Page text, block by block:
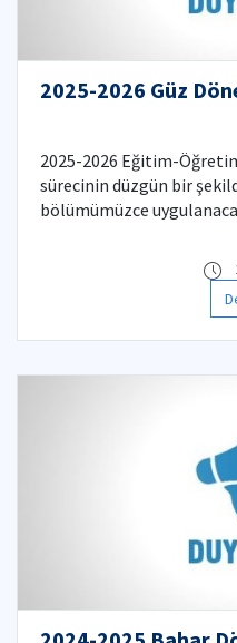
2025-2026 Güz
2025-2026 Eğitim-
sürecinin düzgün bir
bölümümüzce